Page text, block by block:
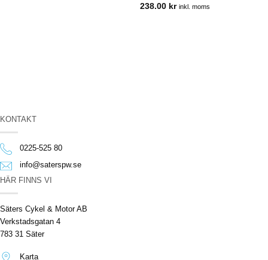
238.00 kr inkl. moms
KONTAKT
0225-525 80
info@saterspw.se
HÄR FINNS VI
Säters Cykel & Motor AB
Verkstadsgatan 4
783 31 Säter
Karta